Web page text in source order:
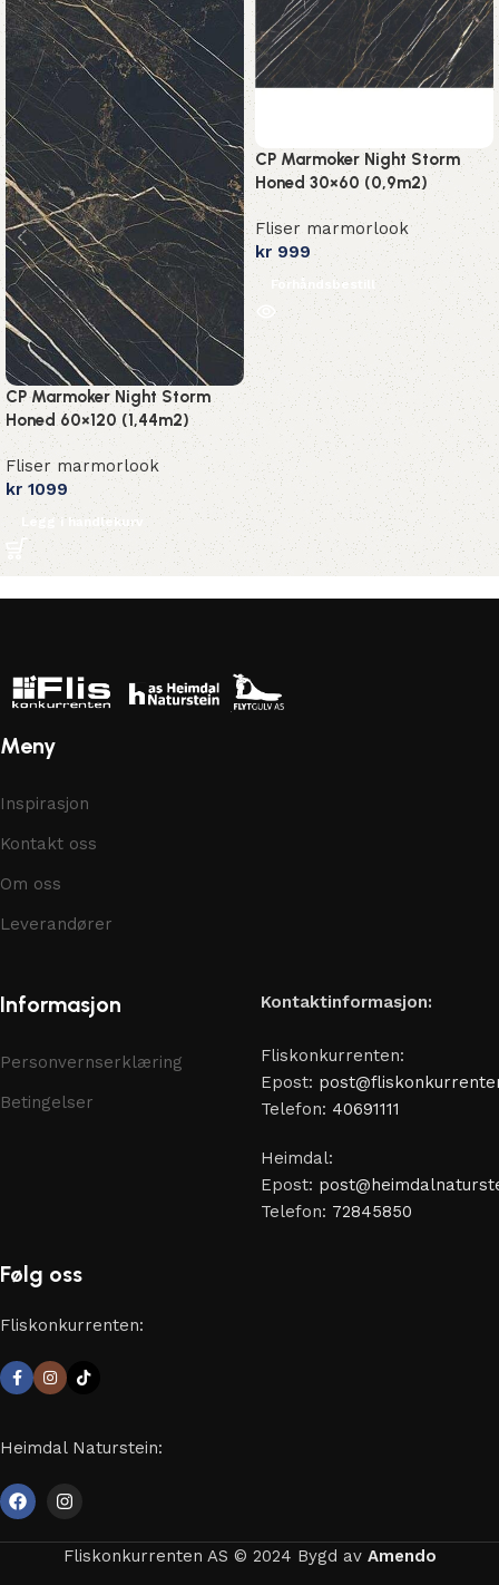
CP Marmoker Night Storm
Honed 60×120 (1,44m2)
Fliser marmorlook
kr 1099
Legg i handlekurv
CP Marmoker Night Storm
Honed 30×60 (0,9m2)
Fliser marmorlook
kr 999
Forhåndsbestill
Meny
Inspirasjon
Kontakt oss
Om oss
Leverandører
Informasjon
Personvernserklæring
Betingelser
Kontaktinformasjon:
Fliskonkurrenten:
Epost:
Telefon: 40691111
Heimdal:
Epost:
Telefon: 72845850
Følg oss
Fliskonkurrenten:
Heimdal Naturstein:
Fliskonkurrenten AS © 2024 Bygd av Amendo